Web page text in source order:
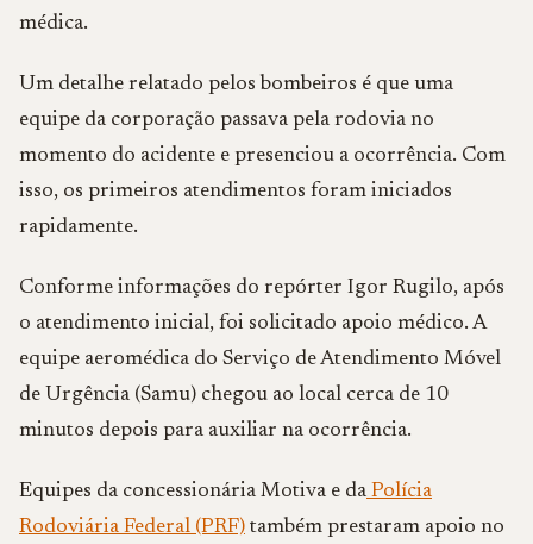
médica.
Um detalhe relatado pelos bombeiros é que uma
equipe da corporação passava pela rodovia no
momento do acidente e presenciou a ocorrência. Com
isso, os primeiros atendimentos foram iniciados
rapidamente.
Conforme informações do repórter Igor Rugilo, após
o atendimento inicial, foi solicitado apoio médico. A
equipe aeromédica do Serviço de Atendimento Móvel
de Urgência (Samu) chegou ao local cerca de 10
minutos depois para auxiliar na ocorrência.
Equipes da concessionária Motiva e da Polícia
Rodoviária Federal (PRF) também prestaram apoio no